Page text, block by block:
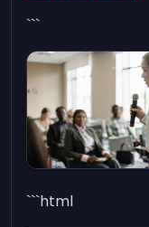
```
```html